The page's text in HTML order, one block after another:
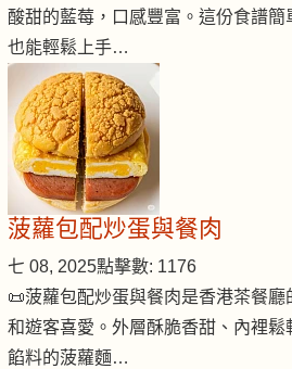
酸甜的藍莓，口感豐富。這份食譜
也能輕鬆上手…
菠蘿包配炒蛋與餐肉
七 08, 2025點擊數: 1176
📜菠蘿包配炒蛋與餐肉是香港茶餐
和遊客喜愛。外層酥脆香甜、內裡
餡料的菠蘿麵…